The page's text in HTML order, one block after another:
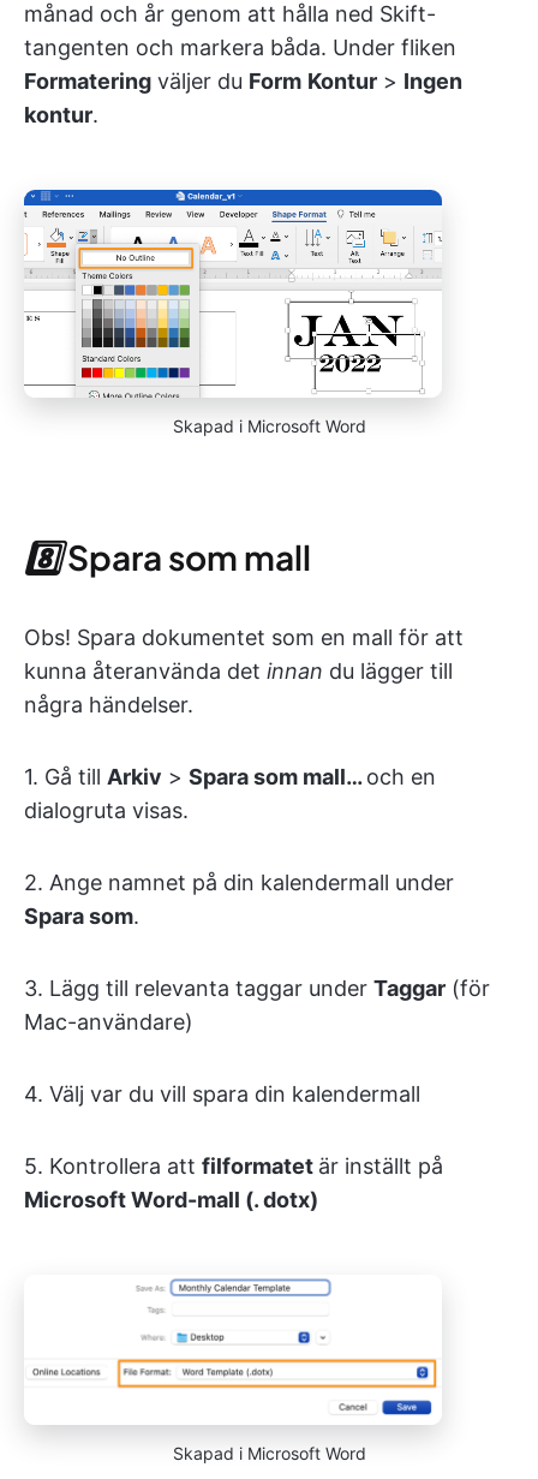
månad och år genom att hålla ned Skift-
tangenten och markera båda. Under fliken
Formatering väljer du Form Kontur > Ingen
kontur.
Skapad i Microsoft Word
8️⃣Spara som mall
Obs! Spara dokumentet som en mall för att
kunna återanvända det innan du lägger till
några händelser.
1. Gå till Arkiv > Spara som mall…och en
dialogruta visas.
2. Ange namnet på din kalendermall under
Spara som.
3. Lägg till relevanta taggar under Taggar (för
Mac-användare)
4. Välj var du vill spara din kalendermall
5. Kontrollera att filformatet är inställt på
Microsoft Word-mall (. dotx)
Skapad i Microsoft Word